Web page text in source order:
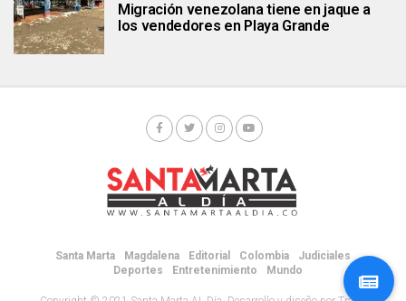
Migración venezolana tiene en jaque a
los vendedores en Playa Grande
Santa Marta Magdalena Editorial Colombia
Judiciales
Deportes
Entretenimiento Mundo